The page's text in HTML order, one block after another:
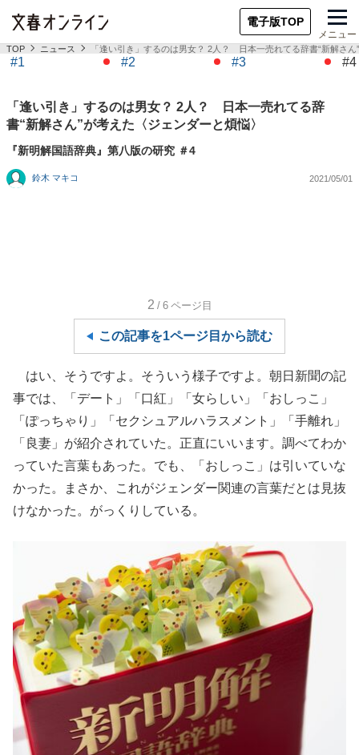
電子版TOP
メニュー
TOP ニュース 「逢い引き」するのは男女？ 2人？ 日本一売れてる辞書“新解さ
#1 #2 #3 #4
「逢い引き」するのは男女？ 2人？ 日本一売れてる辞
書“新解さん”が考えた〈ジェンダーと煩悩〉
『新明解国語辞典』第八版の研究 ＃4
鈴木 マキコ 2021/05/01
2 /6 ページ目
この記事を1ページ目から読む
はい、そうですよ。そういう様子ですよ。朝日新聞の記
事では、「デート」「口紅」「女らしい」「おしっこ」
「ぽっちゃり」「セクシュアルハラスメント」「手離れ」
「良妻」が紹介されていた。正直にいいます。調べてわか
っていた言葉もあった。でも、「おしっこ」は引いていな
かった。まさか、これがジェンダー関連の言葉だとは見抜
けなかった。がっくりしている。